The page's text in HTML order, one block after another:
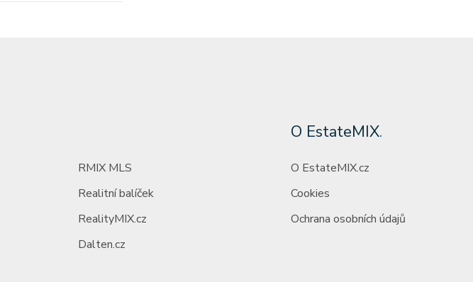
RMIX MLS
Realitní balíček
RealityMIX.cz
Dalten.cz
O EstateMIX.
O EstateMIX.cz
Cookies
Ochrana osobních údajů